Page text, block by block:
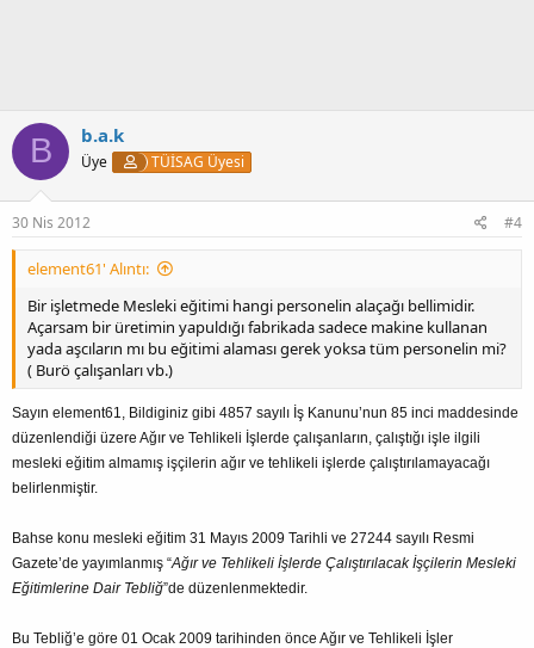
B b.a.k
Üye TÜİSAG Üyesi
30 Nis 2012 #4
element61' Alıntı:
Bir işletmede Mesleki eğitimi hangi personelin alaçağı bellimidir.
Açarsam bir üretimin yapuldığı fabrikada sadece makine kullanan
yada aşcıların mı bu eğitimi alaması gerek yoksa tüm personelin mi?
( Burö çalışanları vb.)
Sayın element61, Bildiginiz gibi 4857 sayılı İş Kanunu’nun 85 inci maddesinde
düzenlendiği üzere Ağır ve Tehlikeli İşlerde çalışanların, çalıştığı işle ilgili
mesleki eğitim almamış işçilerin ağır ve tehlikeli işlerde çalıştırılamayacağı
belirlenmiştir.
Bahse konu mesleki eğitim 31 Mayıs 2009 Tarihli ve 27244 sayılı Resmi
Gazete’de yayımlanmış “Ağır ve Tehlikeli İşlerde Çalıştırılacak İşçilerin Mesleki
Eğitimlerine Dair Tebliğ”de düzenlenmektedir.
Bu Tebliğ’e göre 01 Ocak 2009 tarihinden önce Ağır ve Tehlikeli İşler